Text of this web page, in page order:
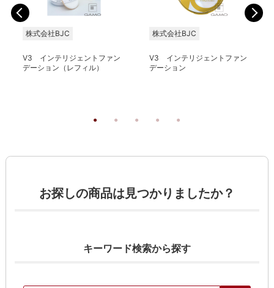
株式会社BJC
V3 インテリジェントファン
デーション（レフィル）
株式会社BJC
V3 インテリジェントファン
デーション
お探しの商品は見つかりましたか？
キーワード検索から探す